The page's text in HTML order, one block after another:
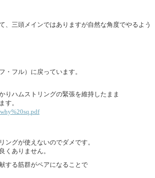
三頭メインではありますが自然な角度でやるよう
・フル）に戻っています。
りハムストリングの緊張を維持したまま
す。
グが使えないのでダメです。
くありません。
する筋群がペアになることで